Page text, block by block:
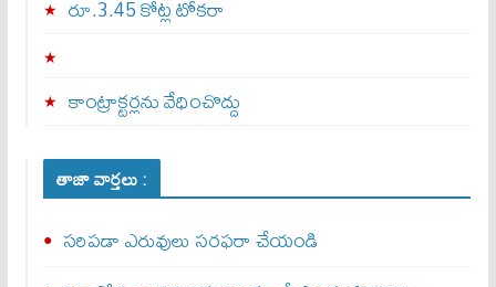
రూ.3.45 కోట్ల టోకరా
కాంట్రాక్టర్లను వేధించొద్దు
తాజా వార్తలు :
స‌రిప‌డా ఎరువులు సరఫరా చేయండి